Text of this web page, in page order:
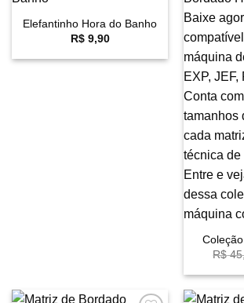
Elefantinho Hora do Banho
R$9,90
R$